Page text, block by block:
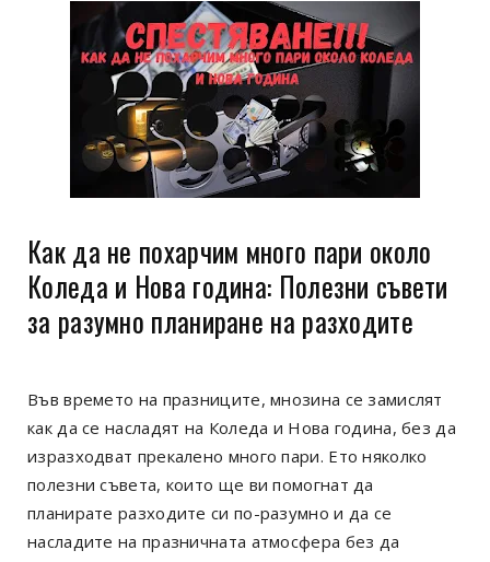
Как да не похарчим много пари около
Коледа и Нова година: Полезни съвети
за разумно планиране на разходите
Във времето на празниците, мнозина се замислят
как да се насладят на Коледа и Нова година, без да
изразходват прекалено много пари. Ето няколко
полезни съвета, които ще ви помогнат да
планирате разходите си по-разумно и да се
насладите на празничната атмосфера без да